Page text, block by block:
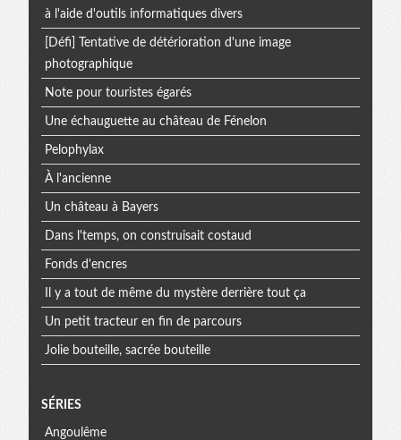
à l'aide d'outils informatiques divers
[Défi] Tentative de détérioration d'une image
photographique
Note pour touristes égarés
Une échauguette au château de Fénelon
Pelophylax
À l'ancienne
Un château à Bayers
Dans l'temps, on construisait costaud
Fonds d'encres
Il y a tout de même du mystère derrière tout ça
Un petit tracteur en fin de parcours
Jolie bouteille, sacrée bouteille
SÉRIES
Angoulême